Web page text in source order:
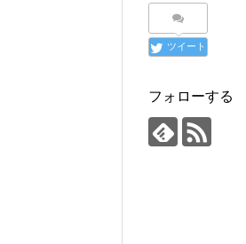
ツイート
フォローする